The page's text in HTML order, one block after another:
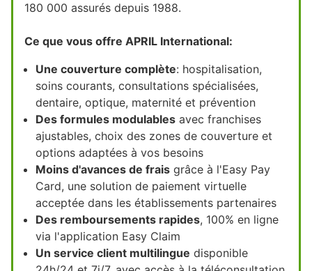
180 000 assurés depuis 1988.
Ce que vous offre APRIL International:
Une couverture complète: hospitalisation,
soins courants, consultations spécialisées,
dentaire, optique, maternité et prévention
Des formules modulables avec franchises
ajustables, choix des zones de couverture et
options adaptées à vos besoins
Moins d'avances de frais grâce à l'Easy Pay
Card, une solution de paiement virtuelle
acceptée dans les établissements partenaires
Des remboursements rapides, 100% en ligne
via l'application Easy Claim
Un service client multilingue disponible